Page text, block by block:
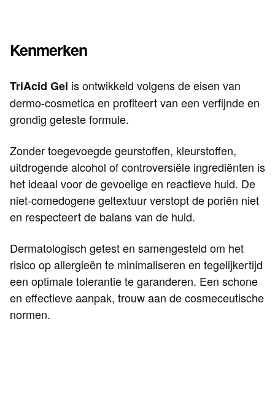
Kenmerken
TriAcid Gel is ontwikkeld volgens de eisen van
dermo-cosmetica en profiteert van een verfijnde en
grondig geteste formule.
Zonder toegevoegde geurstoffen, kleurstoffen,
uitdrogende alcohol of controversiële ingrediënten is
het ideaal voor de gevoelige en reactieve huid. De
niet-comedogene geltextuur verstopt de poriën niet
en respecteert de balans van de huid.
Dermatologisch getest en samengesteld om het
risico op allergieën te minimaliseren en tegelijkertijd
een optimale tolerantie te garanderen. Een schone
en effectieve aanpak, trouw aan de cosmeceutische
normen.